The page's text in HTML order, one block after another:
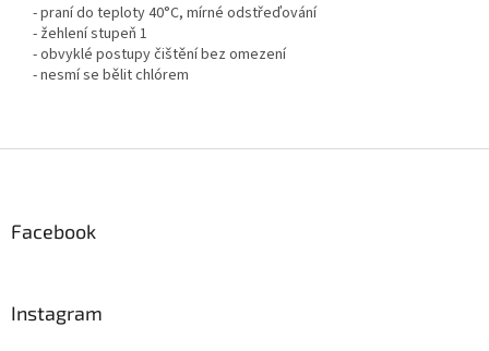
- praní do teploty 40°C, mírné odstřeďování
- žehlení stupeň 1
- obvyklé postupy čištění bez omezení
- nesmí se bělit chlórem
Facebook
Instagram